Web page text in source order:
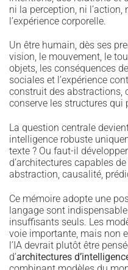
ni la perception, ni l’action,
l’expérience corporelle.
Un être humain, dès ses
vision, le mouvement, le
objets, les conséquences
sociales et l’expérience
construit des abstractions,
conserve les structures qui
La question centrale
intelligence robuste
texte ? Ou faut-il
d’architectures capables
abstraction, causalité,
Ce mémoire adopte une
langage sont
insuffisants seuls. Les
voie importante, mais non
l’IA devrait plutôt être
d’architectures